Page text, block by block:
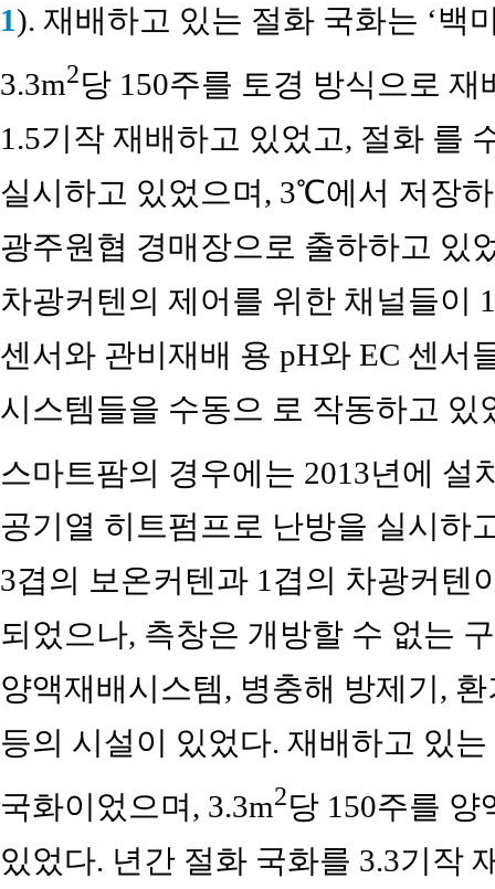
1). 재배하고 있는 절화 국화는 ‘백
3.3m2당 150주를 토경 방식으로
1.5기작 재배하고 있었고, 절화 를
실시하고 있었으며, 3℃에서 저장
광주원협 경매장으로 출하하고 있
차광커텐의 제어를 위한 채널들이
센서와 관비재배 용 pH와 EC 센서
시스템들을 수동으 로 작동하고 있
스마트팜의 경우에는 2013년에 설
공기열 히트펌프로 난방을 실시하
3겹의 보온커텐과 1겹의 차광커텐
되었으나, 측창은 개방할 수 없는
양액재배시스템, 병충해 방제기,
등의 시설이 있었다. 재배하고 있
국화이었으며, 3.3m2당 150주를
있었다. 년간 절화 국화를 3.3기작